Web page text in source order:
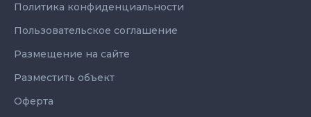
Политика конфиденциальности
Пользовательское соглашение
Размещение на сайте
Разместить объект
Оферта